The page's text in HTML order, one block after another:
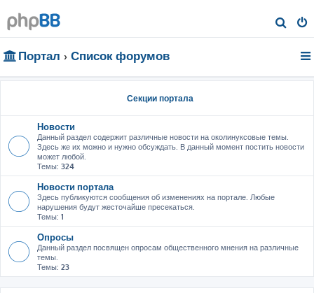
о
Портал Список форумов
Секции портала
Новости
Данный раздел содержит различные новости на околинуксовые темы.
Здесь же их можно и нужно обсуждать. В данный момент постить новости
может любой.
Темы: 324
Новости портала
Здесь публикуются сообщения об изменениях на портале. Любые
нарушения будут жесточайше пресекаться.
Темы: 1
Опросы
Данный раздел посвящен опросам общественного мнения на различные
темы.
Темы: 23